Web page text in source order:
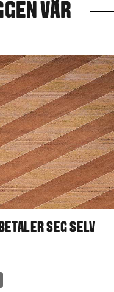
VÅR
SEG SELV